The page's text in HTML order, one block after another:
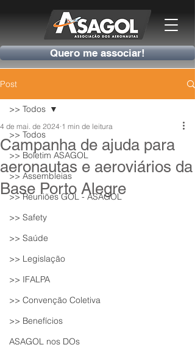
Quero me associar!
Post
>> Todos
>> Boletim ASAGOL
>> Assembleias
>> Reuniões GOL - ASAGOL
>> Safety
>> Saúde
>> Legislação
>> IFALPA
>> Convenção Coletiva
>> Benefícios
ASAGOL nos DOs
>> Todos
Campanha de ajuda para
aeronautas e aeroviários da
Base Porto Alegre
4 de mai. de 2024 1 min de leitura